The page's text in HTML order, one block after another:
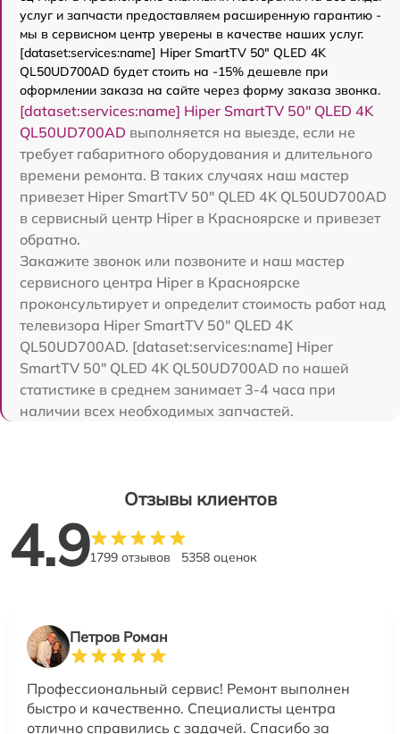
услуг и запчасти предоставляем расширенную гарантию -
мы в сервисном центр уверены в качестве наших услуг.
[dataset:services:name] Hiper SmartTV 50" QLED 4K
QL50UD700AD будет стоить на -15% дешевле при
оформлении заказа на сайте через форму заказа звонка.
[dataset:services:name] Hiper SmartTV 50" QLED 4K
QL50UD700AD выполняется на выезде, если не
требует габаритного оборудования и длительного
времени ремонта. В таких случаях наш мастер
привезет Hiper SmartTV 50" QLED 4K QL50UD700AD
в сервисный центр Hiper в Красноярске и привезет
обратно.
Закажите звонок или позвоните и наш мастер
сервисного центра Hiper в Красноярске
проконсультирует и определит стоимость работ над
телевизора Hiper SmartTV 50" QLED 4K
QL50UD700AD. [dataset:services:name] Hiper
SmartTV 50" QLED 4K QL50UD700AD по нашей
статистике в среднем занимает 3-4 часа при
наличии всех необходимых запчастей.
Отзывы клиентов
4.91799 отзывов 5358 оценок
Петров Роман
Профессиональный сервис! Ремонт выполнен
быстро и качественно. Специалисты центра
отлично справились с задачей. Спасибо за